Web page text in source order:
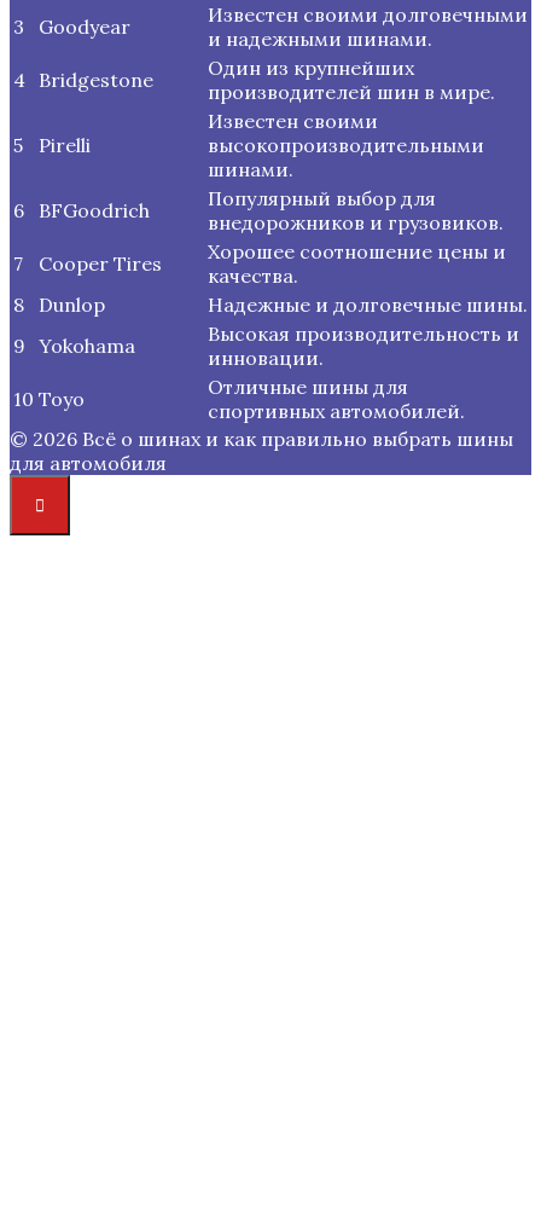
3
Goodyear
Известен своими долговечными
и надежными шинами.
4 Bridgestone
Один из крупнейших
производителей шин в мире.
5 Pirelli
Известен своими
высокопроизводительными
шинами.
6
BFGoodrich
Популярный выбор для
внедорожников и грузовиков.
7
Cooper Tires
Хорошее соотношение цены и
качества.
8
Dunlop
Надежные и долговечные шины.
9 Yokohama
Высокая производительность и
инновации.
10 Toyo
Отличные шины для
спортивных автомобилей.
© 2026 Всё о шинах и как правильно выбрать шины
для автомобиля